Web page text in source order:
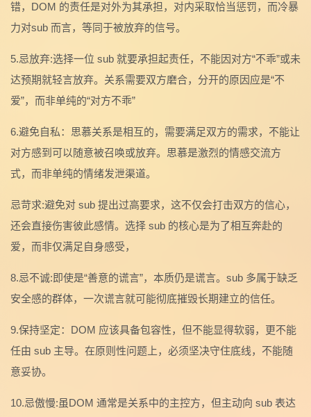
错，DOM 的责任是对外为其承担，对内采取恰当惩罚，而冷暴
力对sub 而言，等同于被放弃的信号。
5.忌放弃:选择一位 sub 就要承担起责任，不能因对方“不乖”或未
达预期就轻言放弃。关系需要双方磨合，分开的原因应是“不
爱”，而非单纯的“对方不乖”
6.避免自私：思慕关系是相互的，需要满足双方的需求，不能让
对方感到可以随意被召唤或放弃。思慕是激烈的情感交流方
式，而非单纯的情绪发泄渠道。
忌苛求:避免对 sub 提出过高要求，这不仅会打击双方的信心，
还会直接伤害彼此感情。选择 sub 的核心是为了相互奔赴的
爱，而非仅满足自身感受，
8.忌不诚:即使是“善意的谎言”，本质仍是谎言。sub 多属于缺乏
安全感的群体，一次谎言就可能彻底摧毁长期建立的信任。
9.保持坚定：DOM 应该具备包容性，但不能显得软弱，更不能
任由 sub 主导。在原则性问题上，必须坚决守住底线，不能随
意妥协。
10.忌傲慢:虽DOM 通常是关系中的主控方，但主动向 sub 表达